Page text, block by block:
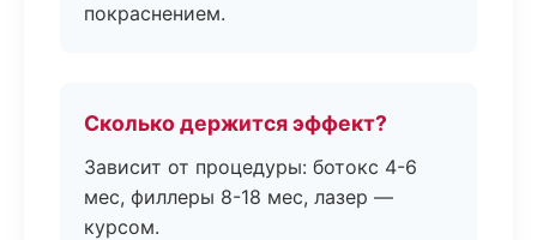
покраснением.
Сколько держится эффект?
Зависит от процедуры: ботокс 4-6
мес, филлеры 8-18 мес, лазер —
курсом.